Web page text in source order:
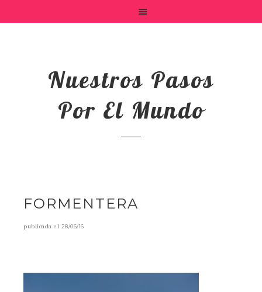
Nuestros Pasos
Por El Mundo
FORMENTERA
publicada el 28/06/16